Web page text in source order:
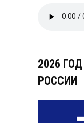
2026
РОССИИ